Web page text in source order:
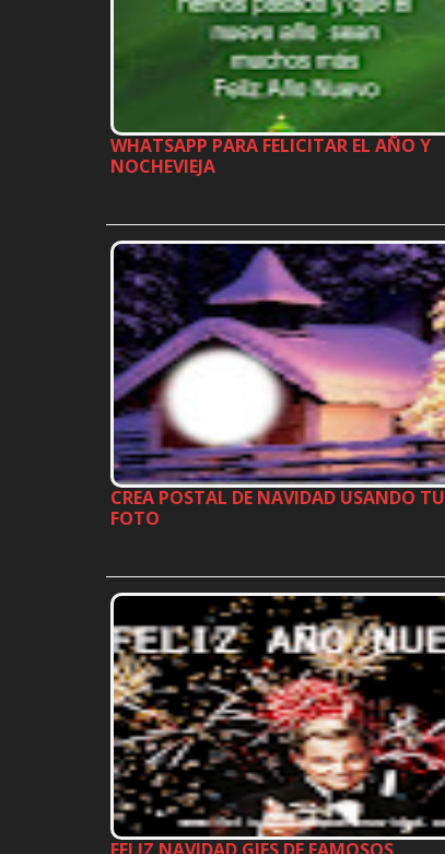
WHATSAPP PARA FELICITAR EL AÑO Y
NOCHEVIEJA
CREA POSTAL DE NAVIDAD USANDO TU
FOTO